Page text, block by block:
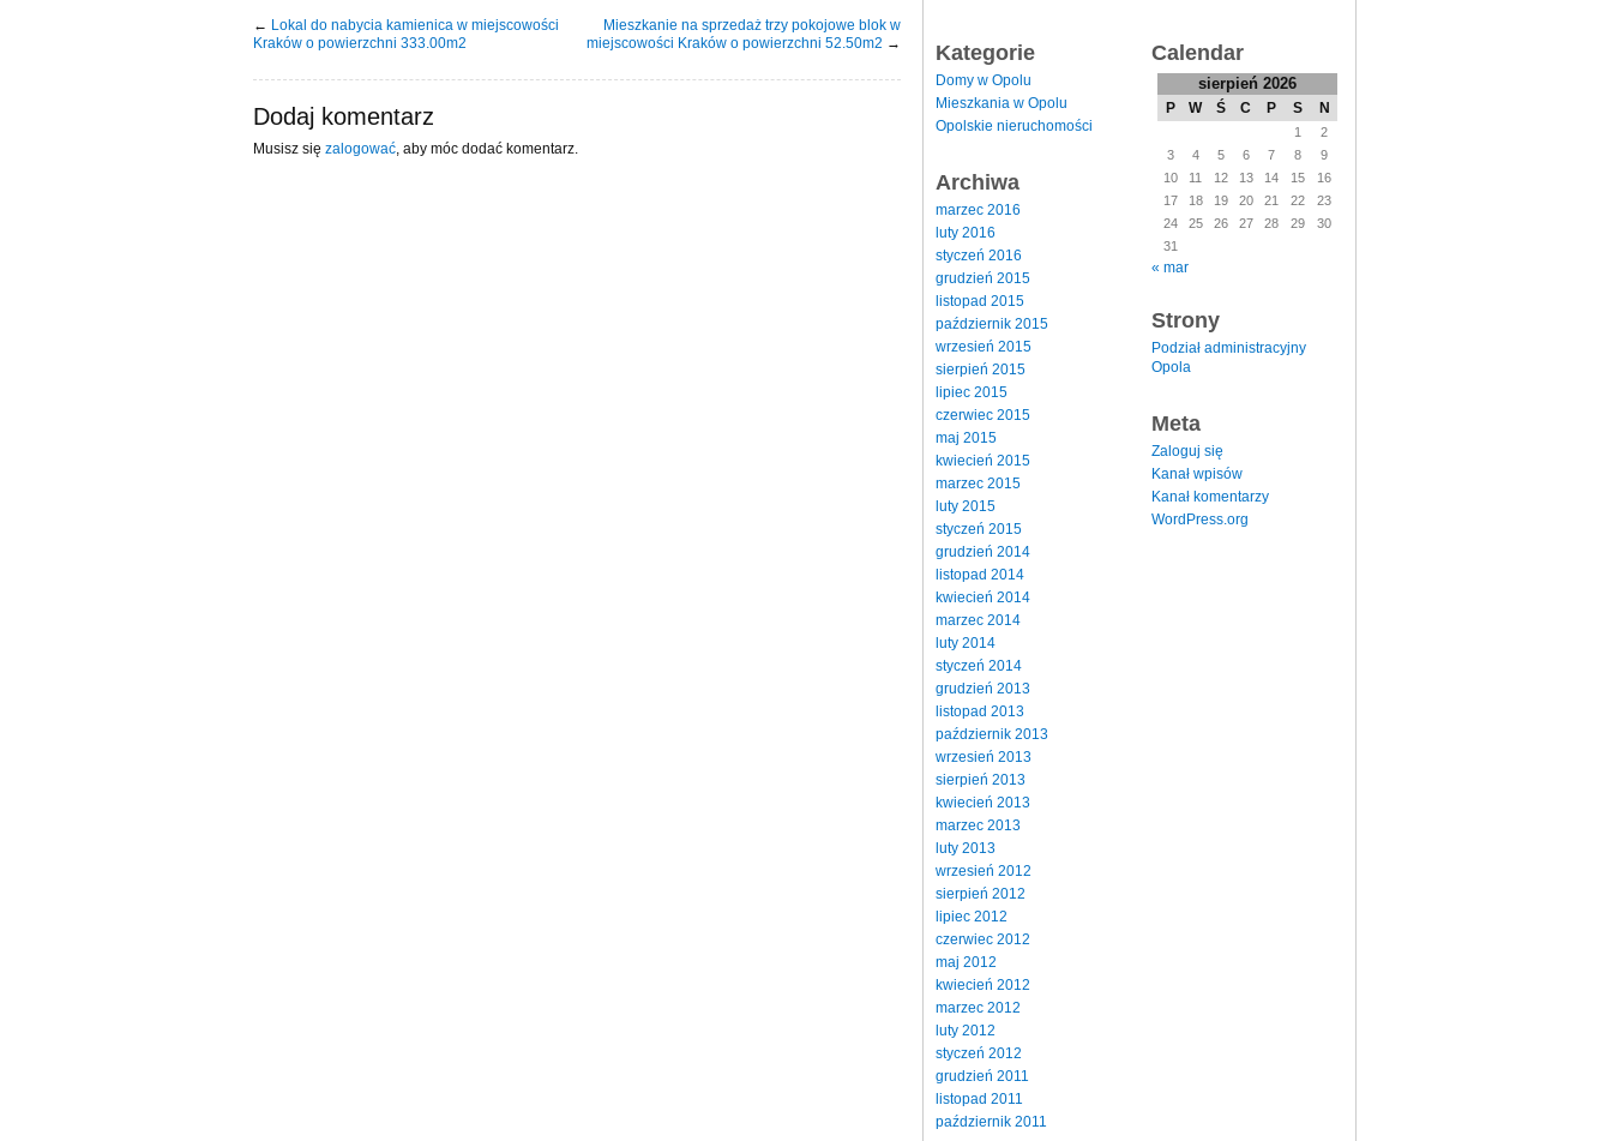
← Lokal do nabycia kamienica w miejscowości
Kraków o powierzchni 333.00m2
Mieszkanie na sprzedaż trzy pokojowe blok w
miejscowości Kraków o powierzchni 52.50m2 →
Dodaj komentarz
Musisz się zalogować , aby móc dodać komentarz.
Kategorie
Domy w Opolu
Mieszkania w Opolu
Opolskie nieruchomości
Archiwa
marzec 2016
luty 2016
styczeń 2016
grudzień 2015
listopad 2015
październik 2015
wrzesień 2015
sierpień 2015
lipiec 2015
czerwiec 2015
maj 2015
kwiecień 2015
marzec 2015
luty 2015
styczeń 2015
grudzień 2014
listopad 2014
kwiecień 2014
marzec 2014
luty 2014
styczeń 2014
grudzień 2013
listopad 2013
październik 2013
wrzesień 2013
sierpień 2013
kwiecień 2013
marzec 2013
luty 2013
wrzesień 2012
sierpień 2012
lipiec 2012
czerwiec 2012
maj 2012
kwiecień 2012
marzec 2012
luty 2012
styczeń 2012
grudzień 2011
listopad 2011
październik 2011
Calendar
sierpień 2026
P W Ś C P S N
1
2
3
4 5 6 7 8
9
10
11 12 13 14 15
16
17
18 19 20 21 22
23
24
25 26 27 28 29
30
31
« mar
Strony
Podział administracyjny
Opola
Meta
Zaloguj się
Kanał wpisów
Kanał komentarzy
WordPress.org